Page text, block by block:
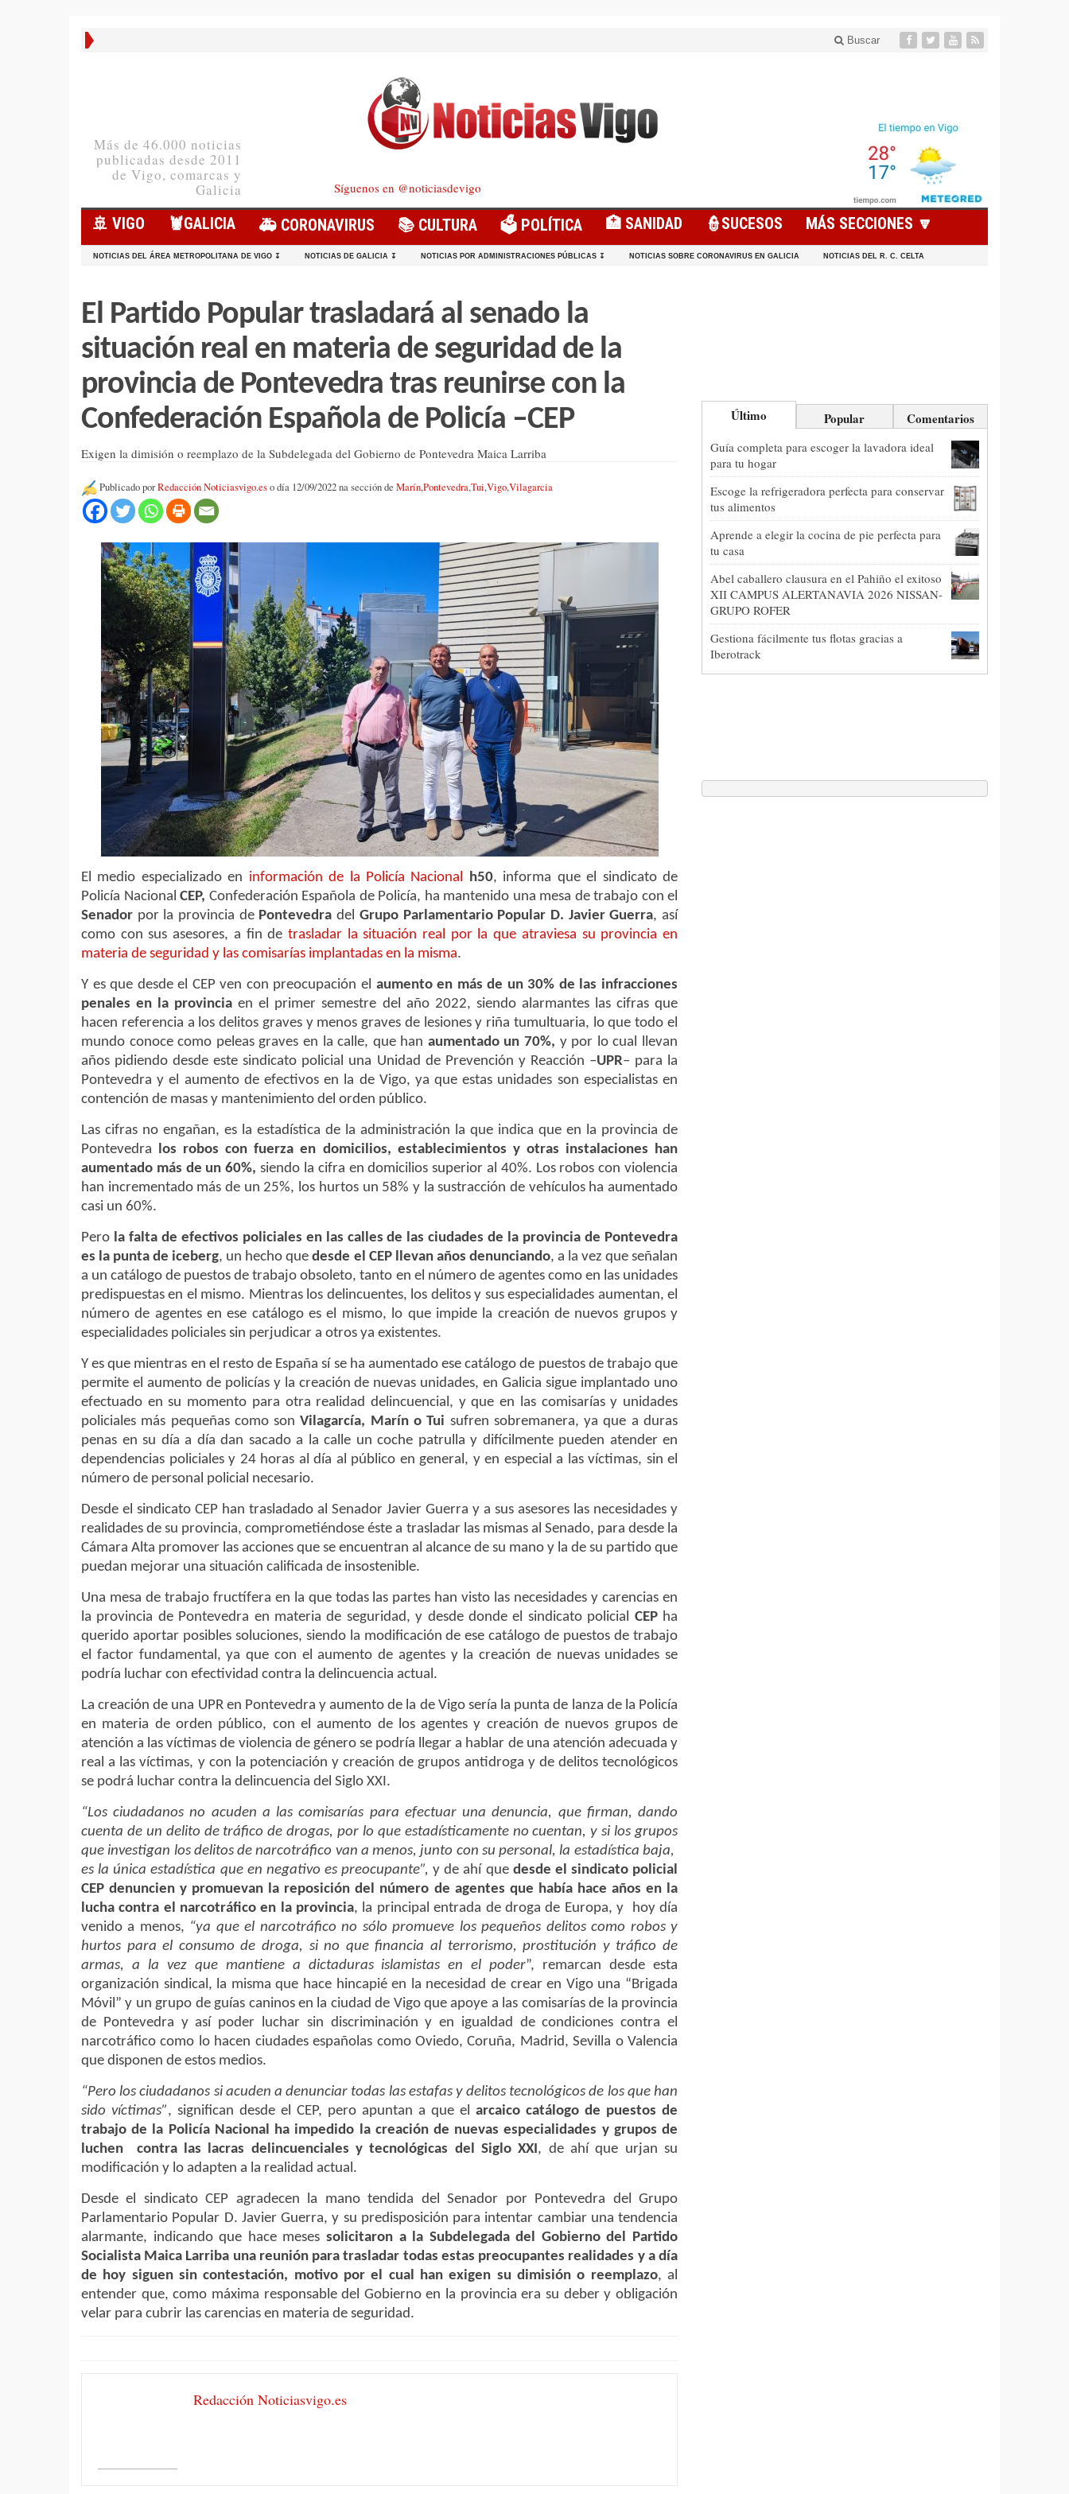
Buscar
Más de 46.000 noticias
publicadas desde 2011
de Vigo, comarcas y
Galicia
Síguenos en @noticiasdevigo
🚢 VIGO 🦞️GALICIA 🚑 CORONAVIRUS 📚 CULTURA 🗳️ POLÍTICA 🏥 SANIDAD 👮SUCESOS MÁS SECCIONES 🔽
NOTICIAS DEL ÁREA METROPOLITANA DE VIGO ↧ NOTICIAS DE GALICIA ↧ NOTICIAS POR ADMINISTRACIONES PÚBLICAS ↧ NOTICIAS SOBRE CORONAVIRUS EN GALICIA NOTICIAS DEL R. C. CELTA
El Partido Popular trasladará al senado la
situación real en materia de seguridad de la
provincia de Pontevedra tras reunirse con la
Confederación Española de Policía –CEP
Exigen la dimisión o reemplazo de la Subdelegada del Gobierno de Pontevedra Maica Larriba
Publicado porRedacción Noticiasvigo.eso día 12/09/2022 na sección de Marín,Pontevedra,Tui,Vigo,Vilagarcia
El medio especializado en información de la Policía Nacional h50, informa que el sindicato de
Policía Nacional CEP, Confederación Española de Policía, ha mantenido una mesa de trabajo con el
Senador por la provincia de Pontevedra del Grupo Parlamentario Popular D. Javier Guerra, así
como con sus asesores, a fin de trasladar la situación real por la que atraviesa su provincia en
materia de seguridad y las comisarías implantadas en la misma.
Y es que desde el CEP ven con preocupación el aumento en más de un 30% de las infracciones
penales en la provincia en el primer semestre del año 2022, siendo alarmantes las cifras que
hacen referencia a los delitos graves y menos graves de lesiones y riña tumultuaria, lo que todo el
mundo conoce como peleas graves en la calle, que han aumentado un 70%, y por lo cual llevan
años pidiendo desde este sindicato policial una Unidad de Prevención y Reacción –UPR– para la
Pontevedra y el aumento de efectivos en la de Vigo, ya que estas unidades son especialistas en
contención de masas y mantenimiento del orden público.
Las cifras no engañan, es la estadística de la administración la que indica que en la provincia de
Pontevedra los robos con fuerza en domicilios, establecimientos y otras instalaciones han
aumentado más de un 60%, siendo la cifra en domicilios superior al 40%. Los robos con violencia
han incrementado más de un 25%, los hurtos un 58% y la sustracción de vehículos ha aumentado
casi un 60%.
Pero la falta de efectivos policiales en las calles de las ciudades de la provincia de Pontevedra
es la punta de iceberg, un hecho quedesde el CEP llevan años denunciando, a la vez que señalan
a un catálogo de puestos de trabajo obsoleto, tanto en el número de agentes como en las unidades
predispuestas en el mismo. Mientras los delincuentes, los delitos y sus especialidades aumentan, el
número de agentes en ese catálogo es el mismo, lo que impide la creación de nuevos grupos y
especialidades policiales sin perjudicar a otros ya existentes.
Y es que mientras en el resto de España sí se ha aumentado ese catálogo de puestos de trabajo que
permite el aumento de policías y la creación de nuevas unidades, en Galicia sigue implantado uno
efectuado en su momento para otra realidad delincuencial, y que en las comisarías y unidades
policiales más pequeñas como sonVilagarcía, Marín o Tui sufren sobremanera, ya que a duras
penas en su día a día dan sacado a la calle un coche patrulla y difícilmente pueden atender en
dependencias policiales y 24 horas al día al público en general, y en especial a las víctimas, sin el
número de personal policial necesario.
Desde el sindicato CEP han trasladado al Senador Javier Guerra y a sus asesores las necesidades y
realidades de su provincia, comprometiéndose éste a trasladar las mismas al Senado, para desde la
Cámara Alta promover las acciones que se encuentran al alcance de su mano y la de su partido que
puedan mejorar una situación calificada de insostenible.
Una mesa de trabajo fructífera en la que todas las partes han visto las necesidades y carencias en
la provincia de Pontevedra en materia de seguridad, y desde donde el sindicato policial CEPha
querido aportar posibles soluciones, siendo la modificación de ese catálogo de puestos de trabajo
el factor fundamental, ya que con el aumento de agentes y la creación de nuevas unidades se
podría luchar con efectividad contra la delincuencia actual.
La creación de una UPR en Pontevedra y aumento de la de Vigo sería la punta de lanza de la Policía
en materia de orden público, con el aumento de los agentes y creación de nuevos grupos de
atención a las víctimas de violencia de género se podría llegar a hablar de una atención adecuada y
real a las víctimas, y con la potenciación y creación de grupos antidroga y de delitos tecnológicos
se podrá luchar contra la delincuencia del Siglo XXI.
“Los ciudadanos no acuden a las comisarías para efectuar una denuncia, que firman, dando
cuenta de un delito de tráfico de drogas, por lo que estadísticamente no cuentan, y si los grupos
que investigan los delitos de narcotráfico van a menos, junto con su personal, la estadística baja,
es la única estadística que en negativo es preocupante”, y de ahí que desde el sindicato policial
CEP denuncien y promuevan la reposición del número de agentes que había hace años en la
lucha contra el narcotráfico en la provincia, la principal entrada de droga de Europa, y hoy día
venido a menos, “ya que el narcotráfico no sólo promueve los pequeños delitos como robos y
hurtos para el consumo de droga, si no que financia al terrorismo, prostitución y tráfico de
armas, a la vez que mantiene a dictaduras islamistas en el poder”, remarcan desde esta
organización sindical, la misma que hace hincapié en la necesidad de crear en Vigo una “Brigada
Móvil” y un grupo de guías caninos en la ciudad de Vigo que apoye a las comisarías de la provincia
de Pontevedra y así poder luchar sin discriminación y en igualdad de condiciones contra el
narcotráfico como lo hacen ciudades españolas como Oviedo, Coruña, Madrid, Sevilla o Valencia
que disponen de estos medios.
“Pero los ciudadanos si acuden a denunciar todas las estafas y delitos tecnológicos de los que han
sido víctimas”, significan desde el CEP, pero apuntan a que el arcaico catálogo de puestos de
trabajo de la Policía Nacional ha impedido la creación de nuevas especialidades y grupos de
luchen contra las lacras delincuenciales y tecnológicas del Siglo XXI, de ahí que urjan su
modificación y lo adapten a la realidad actual.
Desde el sindicato CEP agradecen la mano tendida del Senador por Pontevedra del Grupo
Parlamentario Popular D. Javier Guerra, y su predisposición para intentar cambiar una tendencia
alarmante, indicando que hace meses solicitaron a la Subdelegada del Gobierno del Partido
Socialista Maica Larriba una reunión para trasladar todas estas preocupantes realidades y a día
de hoy siguen sin contestación, motivo por el cual han exigen su dimisión o reemplazo, al
entender que, como máxima responsable del Gobierno en la provincia era su deber y obligación
velar para cubrir las carencias en materia de seguridad.
Redacción Noticiasvigo.es
Último Popular Comentarios
Guía completa para escoger la lavadora ideal
para tu hogar
Escoge la refrigeradora perfecta para conservar
tus alimentos
Aprende a elegir la cocina de pie perfecta para
tu casa
Abel caballero clausura en el Pahiño el exitoso
XII CAMPUS ALERTANAVIA 2026 NISSAN-
GRUPO ROFER
Gestiona fácilmente tus flotas gracias a
Iberotrack